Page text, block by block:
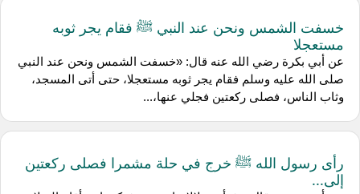
خسفت الشمس ونحن عند النبي ﷺ فقام يجر ثوبه
مستعجلا
عن ‌أبي بكرة رضي الله عنه قال: «خسفت الشمس ونحن عند النبي
صلى الله عليه وسلم فقام يجر ثوبه مستعجلا، حتى أتى المسجد،
وثاب الناس، فصلى ركعتين فجلي عنها،...
رأى رسول الله ﷺ خرج في حلة مشمرا فصلى ركعتين
إلى...